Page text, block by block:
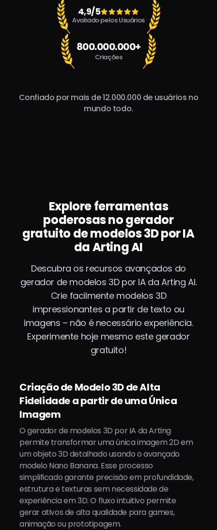
4,9/5
Avaliado pelos Usuários
800.000.000+
Criações
Confiado por mais de 12.000.000 de usuários no
mundo todo.
Explore ferramentas
poderosas no gerador
gratuito de modelos 3D por IA
da Arting AI
Descubra os recursos avançados do
gerador de modelos 3D por IA da Arting AI.
Crie facilmente modelos 3D
impressionantes a partir de texto ou
imagens – não é necessário experiência.
Experimente hoje mesmo este gerador
gratuito!
Criação de Modelo 3D de Alta
Fidelidade a partir de uma Única
Imagem
O gerador de modelos 3D por IA da Arting
permite transformar uma única imagem 2D em
um objeto 3D detalhado usando o avançado
modelo Nano Banana. Esse processo
simplificado garante precisão em profundidade,
estrutura e texturas sem necessidade de
experiência em 3D. O fluxo intuitivo permite
gerar ativos de alta qualidade para games,
animação ou prototipagem.